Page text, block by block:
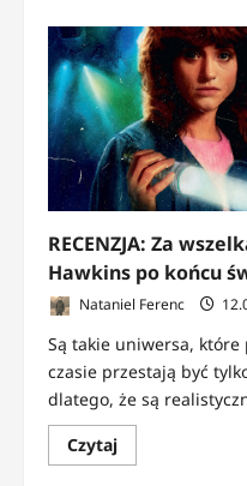
RECENZJA: Za
Hawkins po końcu
Nataniel Ferenc
Są takie uniwersa, które
czasie przestają być
dlatego, że są
CzytajDowiedz
się